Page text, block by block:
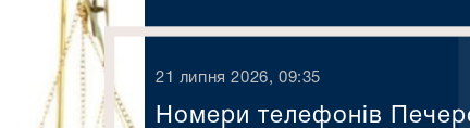
21 липня 2026, 09:35
Номери телефонів